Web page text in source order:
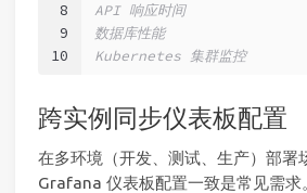
8
9
10
API 响应时间
数据库性能
Kubernetes 集群监控
跨实例同步仪表板配置
在多环境（开发、测试、生产）部署
Grafana 仪表板配置一致是常见需求